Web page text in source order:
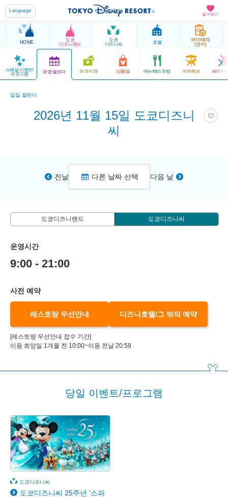
즐겨찾기
Language
HOME
도쿄
디즈니랜드
도쿄
디즈니씨
호텔
예약/예매
(영어)
스페셜 이벤트/
프로그램 운영 캘린더 파크 티켓 상품/숍 메뉴/레스토랑 어트랙션 퍼레이
일일 캘린더
2026년 11월 15일 도쿄디즈니
씨
전날 다른 날짜 선택 다음 날
도쿄디즈니랜드 도쿄디즈니씨
운영시간
9:00 - 21:00
사전 예약
레스토랑 우선안내 디즈니호텔/그 밖의 예약
[레스토랑 우선안내 접수 기간]
이용 희망일 1개월 전 10:00~이용 전날 20:59
당일 이벤트/프로그램
도쿄디즈니씨
도쿄디즈니씨 25주년 '스파